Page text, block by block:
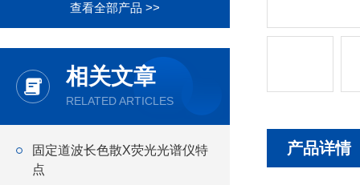
查看全部产品 >>
相关文章
RELATED ARTICLES
固定道波长色散X荧光光谱仪特
点
产品详情